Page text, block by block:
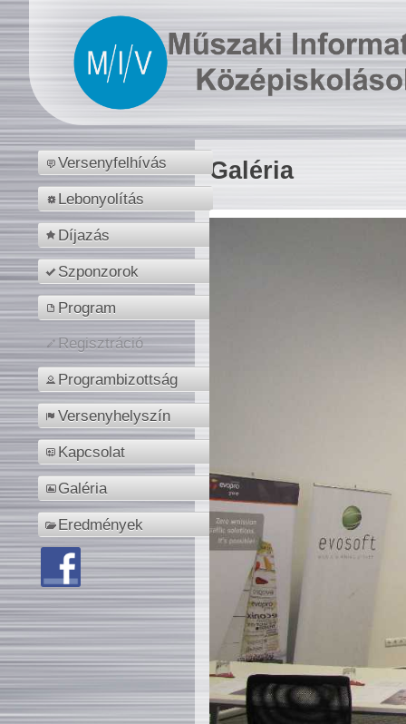
Versenyfelhívás
Lebonyolítás
Díjazás
Szponzorok
Program
Regisztráció
Programbizottság
Versenyhelyszín
Kapcsolat
Galéria
Eredmények
Galéria